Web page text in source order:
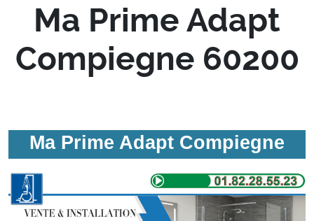
Ma Prime Adapt
Compiegne 60200
Ma Prime Adapt Compiegne